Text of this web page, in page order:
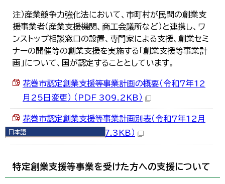
日本語
简体中文
繁體中文
注）産業競争力強化法において、市町村が民間の創業支
援事業者（産業支援機関、商工会議所など）と連携し、ワ
ンストップ相談窓口の設置、専門家による支援、創業セミ
ナーの開催等の創業支援を実施する「創業支援等事業計
画」について、国が認定することとしています。
花巻市認定創業支援等事業計画の概要（令和7年12
月25日変更） （PDF 309.2KB）
花巻市認定創業支援等事業計画別表（令和7年12月
25日変更） （PDF 287.3KB）
特定創業支援等事業を受けた方への支援について